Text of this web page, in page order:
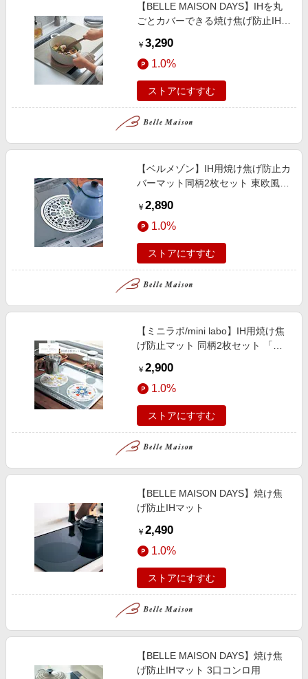
生活・お役立ち
金融・マネー・保険
デジタルコンテンツ
とことん買い物チャレンジ
Apple公式サイト×楽天カード分割払い
Qoo10メガポ
【BELLE MAISON DAYS】IHを丸
ごとカバーできる焼け焦げ防止IHマ
￥ 3,290
1.0%
ストアにすすむ
【ベルメゾン】IH用焼け焦げ防止カ
バーマット同柄2枚セット 東欧風デ
￥ 2,890
1.0%
ストアにすすむ
【ミニラボ/mini labo】IH用焼け焦
げ防止マット 同柄2枚セット 「ミ
￥ 2,900
1.0%
ストアにすすむ
【BELLE MAISON DAYS】焼け焦
げ防止IHマット
￥ 2,490
1.0%
ストアにすすむ
【BELLE MAISON DAYS】焼け焦
げ防止IHマット 3口コンロ用